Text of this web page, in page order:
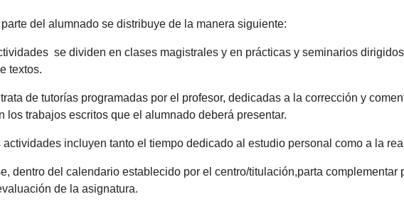
del alumnado se distribuye de la manera siguiente:
se dividen en clases magistrales y en prácticas y seminarios
textos.
de tutorías programadas por el profesor, dedicadas a la corrección y
los trabajos escritos que el alumnado deberá presentar.
actividades incluyen tanto el tiempo dedicado al estudio personal como a la
dentro del calendario establecido por el centro/titulación,parta
de la asignatura.